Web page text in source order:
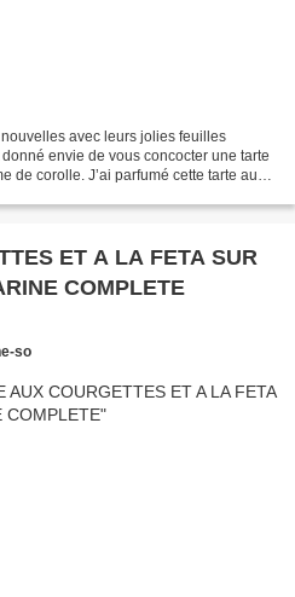
avec leurs jolies feuilles
envie de vous concocter une tarte
de corolle. J’ai parfumé cette tarte au
ET A LA FETA SUR
COMPLETE
so